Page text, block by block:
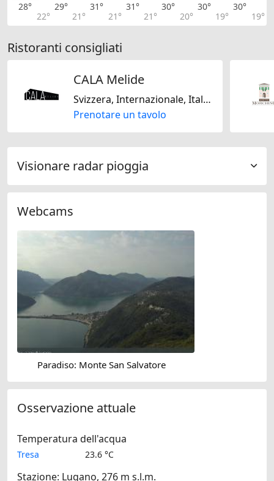
28°
22°
29°
21°
31°
21°
31°
21°
30°
20°
30°
19°
30°
19°
Ristoranti consigliati
CALA Melide
Svizzera, Internazionale, Italiana, Mediterranea, Fast Food, Senza glutine, Senza lattosio, Piatti biologici, Solo vegano, Vegetariano Jain, Americana, Asiatico, Fusion
Prenotare un tavolo
Visionare radar pioggia
Webcams
Paradiso: Monte San Salvatore
Osservazione attuale
Temperatura dell'acqua
Tresa 23.6 °C
Stazione: Lugano, 276 m s.l.m.